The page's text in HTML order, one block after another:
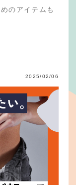
のアイテムも
2025/02/06